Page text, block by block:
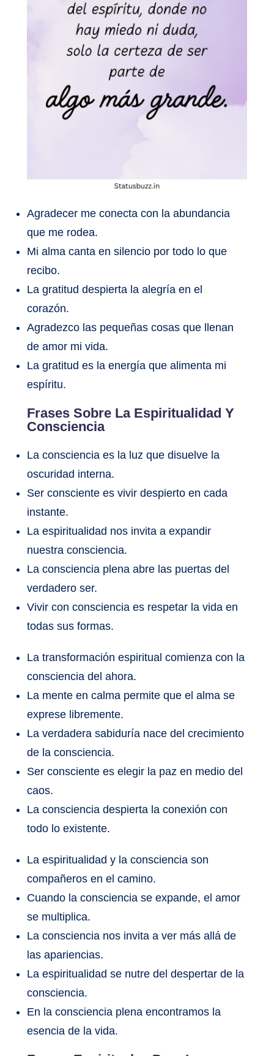
Agradecer me conecta con la abundancia
que me rodea.
Mi alma canta en silencio por todo lo que
recibo.
La gratitud despierta la alegría en el
corazón.
Agradezco las pequeñas cosas que llenan
de amor mi vida.
La gratitud es la energía que alimenta mi
espíritu.
Frases Sobre La Espiritualidad Y
Consciencia
La consciencia es la luz que disuelve la
oscuridad interna.
Ser consciente es vivir despierto en cada
instante.
La espiritualidad nos invita a expandir
nuestra consciencia.
La consciencia plena abre las puertas del
verdadero ser.
Vivir con consciencia es respetar la vida en
todas sus formas.
La transformación espiritual comienza con la
consciencia del ahora.
La mente en calma permite que el alma se
exprese libremente.
La verdadera sabiduría nace del crecimiento
de la consciencia.
Ser consciente es elegir la paz en medio del
caos.
La consciencia despierta la conexión con
todo lo existente.
La espiritualidad y la consciencia son
compañeros en el camino.
Cuando la consciencia se expande, el amor
se multiplica.
La consciencia nos invita a ver más allá de
las apariencias.
La espiritualidad se nutre del despertar de la
consciencia.
En la consciencia plena encontramos la
esencia de la vida.